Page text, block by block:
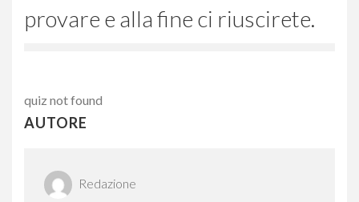
provare e alla fine ci riuscirete.
quiz not found
AUTORE
Redazione